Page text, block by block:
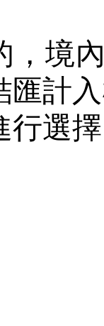
，境
匯計
行選